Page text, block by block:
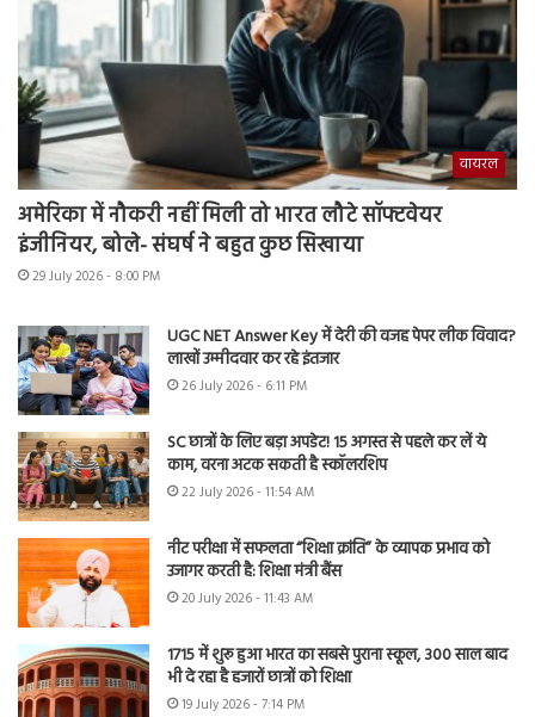
वायरल
अमेरिका में नौकरी नहीं मिली तो भारत लौटे सॉफ्टवेयर
इंजीनियर, बोले- संघर्ष ने बहुत कुछ सिखाया
29 July 2026 - 8:00 PM
UGC NET Answer Key में देरी की वजह पेपर लीक विवाद?
लाखों उम्मीदवार कर रहे इंतजार
26 July 2026 - 6:11 PM
SC छात्रों के लिए बड़ा अपडेट! 15 अगस्त से पहले कर लें ये
काम, वरना अटक सकती है स्कॉलरशिप
22 July 2026 - 11:54 AM
नीट परीक्षा में सफलता “शिक्षा क्रांति” के व्यापक प्रभाव को
उजागर करती है: शिक्षा मंत्री बैंस
20 July 2026 - 11:43 AM
1715 में शुरू हुआ भारत का सबसे पुराना स्कूल, 300 साल बाद
भी दे रहा है हजारों छात्रों को शिक्षा
19 July 2026 - 7:14 PM